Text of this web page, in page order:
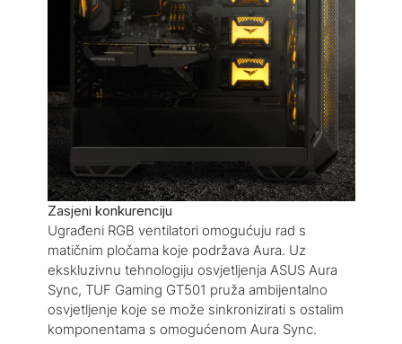
Zasjeni konkurenciju
Ugrađeni RGB ventilatori omogućuju rad s
matičnim pločama koje podržava Aura. Uz
ekskluzivnu tehnologiju osvjetljenja ASUS Aura
Sync, TUF Gaming GT501 pruža ambijentalno
osvjetljenje koje se može sinkronizirati s ostalim
komponentama s omogućenom Aura Sync.